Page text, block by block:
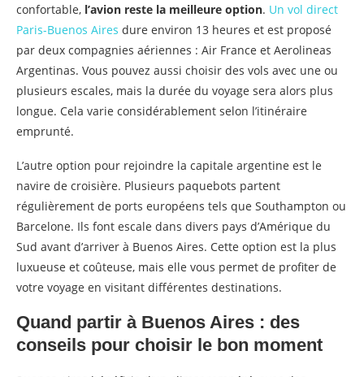
confortable, l’avion reste la meilleure option. Un vol direct
Paris-Buenos Aires dure environ 13 heures et est proposé
par deux compagnies aériennes : Air France et Aerolineas
Argentinas. Vous pouvez aussi choisir des vols avec une ou
plusieurs escales, mais la durée du voyage sera alors plus
longue. Cela varie considérablement selon l’itinéraire
emprunté.
L’autre option pour rejoindre la capitale argentine est le
navire de croisière. Plusieurs paquebots partent
régulièrement de ports européens tels que Southampton ou
Barcelone. Ils font escale dans divers pays d’Amérique du
Sud avant d’arriver à Buenos Aires. Cette option est la plus
luxueuse et coûteuse, mais elle vous permet de profiter de
votre voyage en visitant différentes destinations.
Quand partir à Buenos Aires : des
conseils pour choisir le bon moment